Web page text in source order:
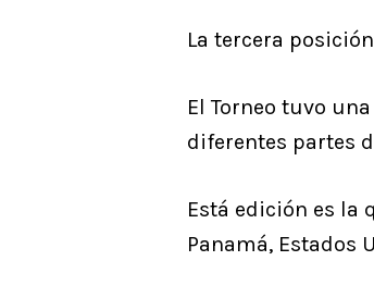
La tercera
El Torneo tuvo
diferentes partes
Está edición es la
Panamá, Estados